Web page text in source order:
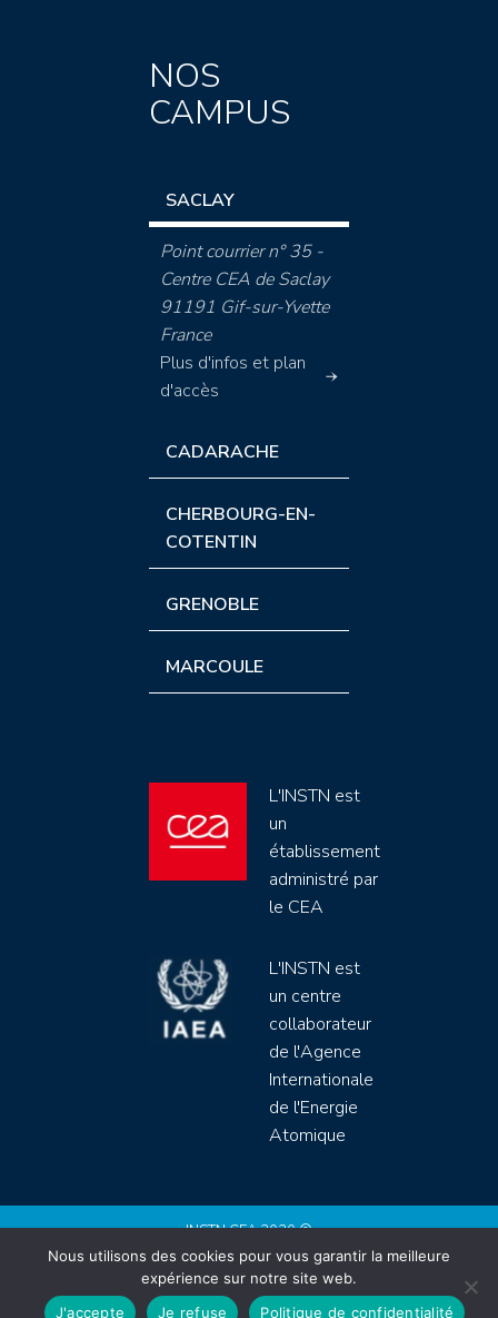
NOS
CAMPUS
SACLAY
Point courrier n° 35 -
Centre CEA de Saclay
91191 Gif-sur-Yvette
France
Plus d'infos et plan
d'accès
CADARACHE
CHERBOURG-EN-
COTENTIN
GRENOBLE
MARCOULE
L'INSTN est
un
établissement
administré par
le CEA
L'INSTN est
un centre
collaborateur
de l'Agence
Internationale
de l'Energie
Atomique
INSTN CEA 2020 ©
Politique de protection de données (rgpd)
Règlement intérieur
Mentions légales
Nous utilisons des cookies pour vous garantir la meilleure
expérience sur notre site web.
J'accepte
Je refuse Politique de confidentialité